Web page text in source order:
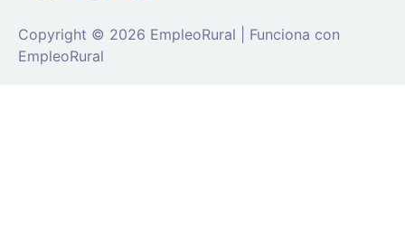
Copyright © 2026 EmpleoRural | Funciona con
EmpleoRural